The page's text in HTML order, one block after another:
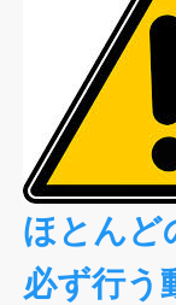
ほとんど
必ず行う